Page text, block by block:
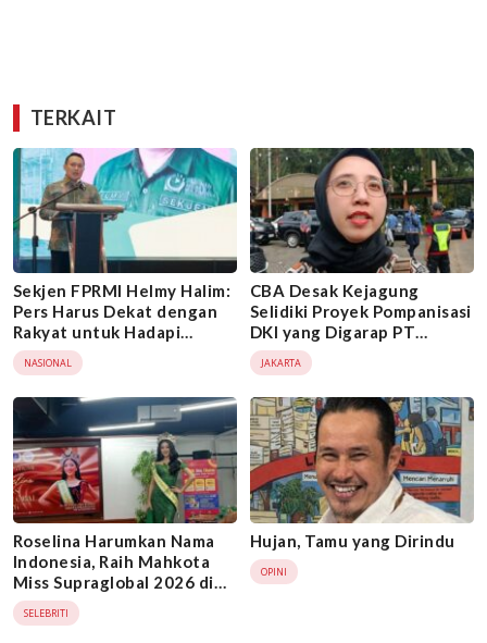
TERKAIT
Sekjen FPRMI Helmy Halim:
Pers Harus Dekat dengan
Rakyat untuk Hadapi
Maraknya Hoaks
NASIONAL
CBA Desak Kejagung
Selidiki Proyek Pompanisasi
DKI yang Digarap PT
Nindya Karya
JAKARTA
Roselina Harumkan Nama
Indonesia, Raih Mahkota
Miss Supraglobal 2026 di
India
SELEBRITI
Hujan, Tamu yang Dirindu
OPINI